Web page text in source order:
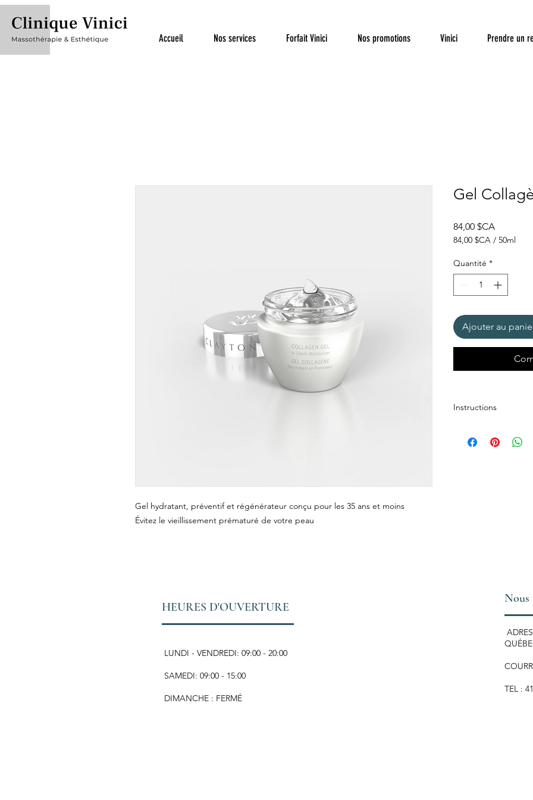
Accueil Nos services Forfait Vinici Nos promotions Vinici Prendre un
Gel hydratant, préventif et régénérateur conçu pour les 35 ans et moins
Évitez le vieillissement prématuré de votre peau
Gel
84,00 $CAPrix
84,00 $CA / 50ml
pour
50
Millilitres
Quantité *
Ajouter au
Instructions
HEURES D'OUVERTURE
Nous
LUNDI - VENDREDI: 09:00 - 20:00
SAMEDI: 09:00 - 15:00
DIMANCHE : FERMÉ
TEL :